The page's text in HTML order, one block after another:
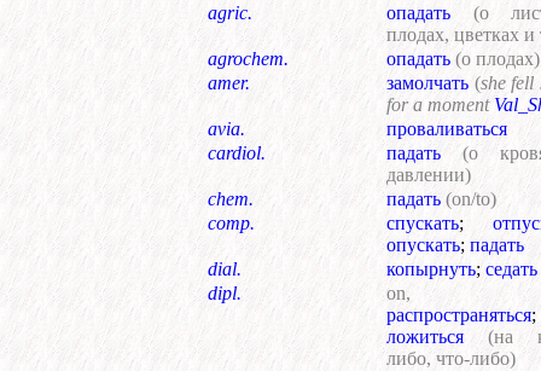
agric.
опадать
(о
плодах, цветках и
agrochem.
опадать (о плодах)
amer.
замолчать (she fell
for a moment
avia.
проваливаться
cardiol.
падать
(о
давлении)
chem.
падать (on/to)
comp.
спускать;
опускать; падать
dial.
копырнуть; седать
dipl.
on,
распространяться;
ложиться
(на
либо, что-либо)